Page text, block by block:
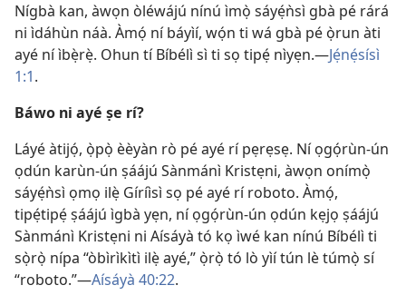
Nígbà kan, àwọn òléwájú nínú ìmọ̀ sáyẹ́ǹsì gbà pé rárá
ni ìdáhùn náà. Àmọ́ ní báyìí, wọ́n ti wá gbà pé ọ̀run àti
ayé ní ìbẹ̀rẹ̀. Ohun tí Bíbélì sì ti sọ tipẹ́ nìyẹn.​—Jẹ́nẹ́sísì
1:1.
Báwo ni ayé ṣe rí?
Láyé àtijọ́, ọ̀pọ̀ èèyàn rò pé ayé rí pẹrẹsẹ. Ní ọgọ́rùn-ún
ọdún karùn-ún ṣáájú Sànmánì Kristẹni, àwọn onímọ̀
sáyẹ́ǹsì ọmọ ilẹ̀ Gíríìsì sọ pé ayé rí roboto. Àmọ́,
tipẹ́tipẹ́ ṣáájú ìgbà yẹn, ní ọgọ́rùn-ún ọdún kẹjọ ṣáájú
Sànmánì Kristẹni ni Aísáyà tó kọ ìwé kan nínú Bíbélì ti
sọ̀rọ̀ nípa “òbìrìkìtì ilẹ̀ ayé,” ọ̀rọ̀ tó lò yìí tún lè túmọ̀ sí
“roboto.”​—Aísáyà 40:22.